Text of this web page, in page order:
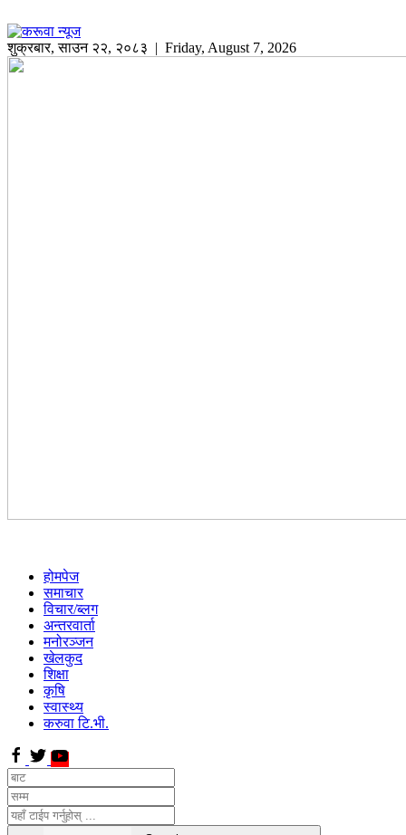
शुक्रबार,साउन २२, २०८३ | Friday, August 7, 2026
होमपेज
समाचार
विचार/ब्लग
अन्तरवार्ता
मनोरञ्जन
खेलकुद
शिक्षा
कृषि
स्वास्थ्य
करुवा टि.भी.